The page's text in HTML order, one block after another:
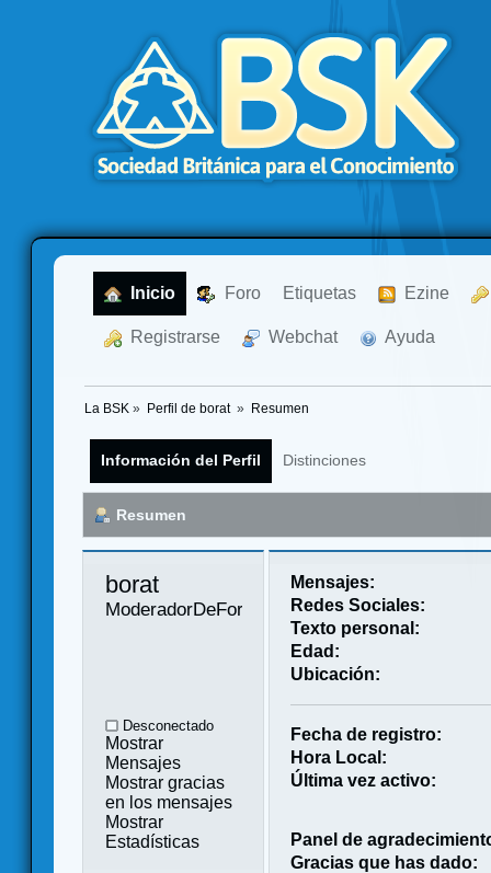
Inicio Foro Etiquetas Ezine
Registrarse Webchat Ayuda
La BSK » Perfil de borat » Resumen
Información del Perfil Distinciones
Resumen
borat
ModeradorDeForo
Desconectado
Mostrar
Mensajes
Mostrar gracias
en los mensajes
Mostrar
Estadísticas
Mensajes:
Redes Sociales:
Texto personal:
Edad:
Ubicación:
Fecha de registro:
Hora Local:
Última vez activo:
Panel de
Gracias que has dado: